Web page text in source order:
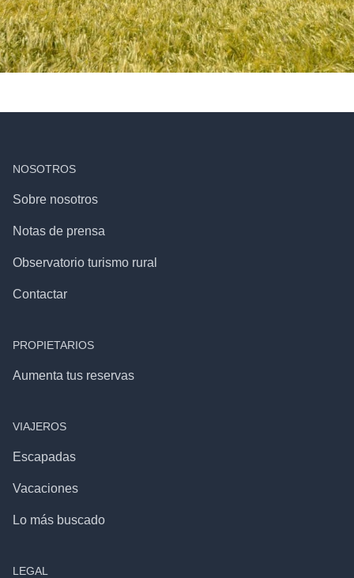
NOSOTROS
Sobre nosotros
Notas de prensa
Observatorio turismo rural
Contactar
PROPIETARIOS
Aumenta tus reservas
VIAJEROS
Escapadas
Vacaciones
Lo más buscado
LEGAL